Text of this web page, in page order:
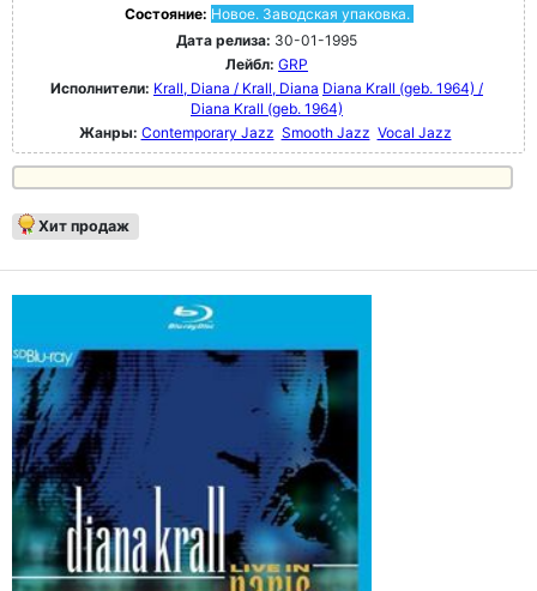
Состояние: Новое. Заводская упаковка.
Дата релиза: 30-01-1995
Лейбл: GRP
Исполнители: Krall, Diana / Krall, Diana Diana Krall (geb. 1964) /
Diana Krall (geb. 1964)
Жанры: Contemporary Jazz Smooth Jazz Vocal Jazz
Хит продаж